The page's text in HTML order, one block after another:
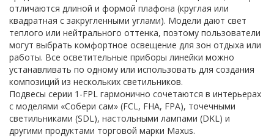
отличаются длиной и формой плафона (круглая или
квадратная с закругленными углами). Модели дают свет
теплого или нейтрального оттенка, поэтому пользователи
могут выбрать комфортное освещение для зон отдыха или
работы. Все осветительные приборы линейки можно
устанавливать по одному или использовать для создания
композиций из нескольких светильников.
Подвесы серии 1-FPL гармонично сочетаются в интерьерах
с моделями «Собери сам» (FCL, FHA, FPA), точечными
светильниками (SDL), настольными лампами (DKL) и
другими продуктами торговой марки Maxus.